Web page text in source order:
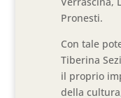
Pronesti.
Con tale
Tiberina
il proprio
della